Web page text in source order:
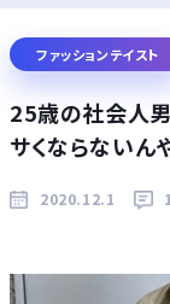
ファッションテイスト
25歳の社会人
サくならないん
2020.12.1 1